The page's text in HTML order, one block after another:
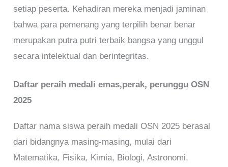
setiap peserta. Kehadiran mereka menjadi jaminan
bahwa para pemenang yang terpilih benar benar
merupakan putra putri terbaik bangsa yang unggul
secara intelektual dan berintegritas.
Daftar peraih medali emas,perak, perunggu OSN
2025
Daftar nama siswa peraih medali OSN 2025 berasal
dari bidangnya masing-masing, mulai dari
Matematika, Fisika, Kimia, Biologi, Astronomi,